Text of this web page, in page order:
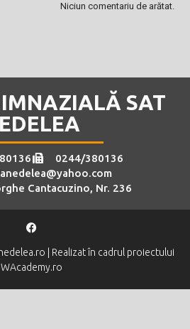
Niciun comentariu de arătat.
SAT
0244/380136
Cantacuzino, Nr. 236
| Realizat în cadrul proiectului
WAcademy.ro